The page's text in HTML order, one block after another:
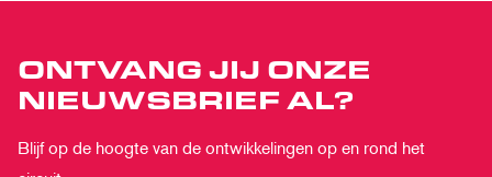
ONTVANG JIJ ONZE
NIEUWSBRIEF AL?
Blijf op de hoogte van de ontwikkelingen op en rond het